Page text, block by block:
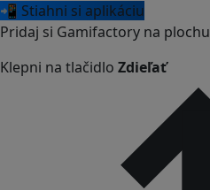
📲 Stiahni si aplikáciu
Pridaj si Gamifactory na plochu
Klepni na tlačidlo Zdieľať